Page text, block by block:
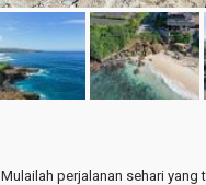
Mulailah perjalanan sehari